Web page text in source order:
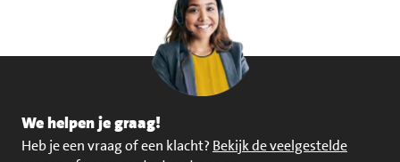
We helpen je graag!
Heb je een vraag of een klacht? Bekijk de veelgestelde